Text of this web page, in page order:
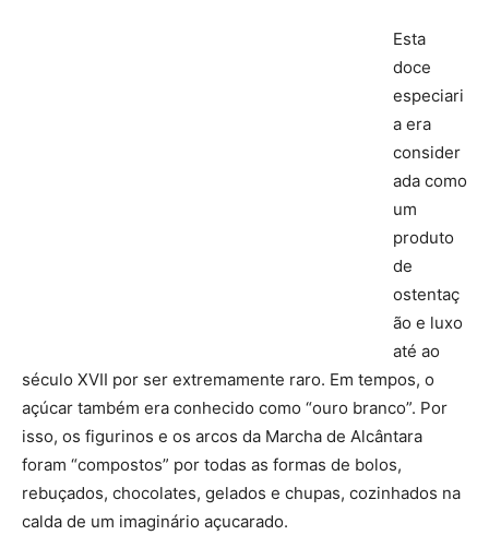
Esta
doce
especiari
a era
consider
ada como
um
produto
de
ostentaç
ão e luxo
até ao
século XVII por ser extremamente raro. Em tempos, o
açúcar também era conhecido como “ouro branco”. Por
isso, os figurinos e os arcos da Marcha de Alcântara
foram “compostos” por todas as formas de bolos,
rebuçados, chocolates, gelados e chupas, cozinhados na
calda de um imaginário açucarado.